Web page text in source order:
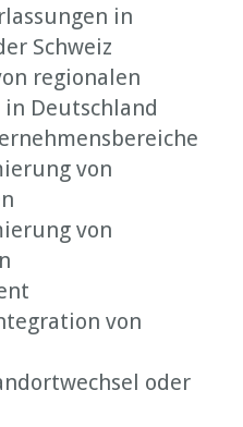
in
Schweiz
regionalen
Deutschland
von
von
von
oder